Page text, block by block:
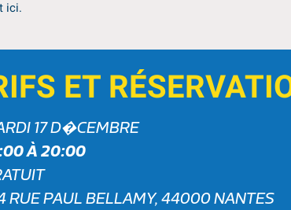
ici.
ET
17 D�CEMBRE
À 20:00
RUE PAUL BELLAMY, 44000 NANTES